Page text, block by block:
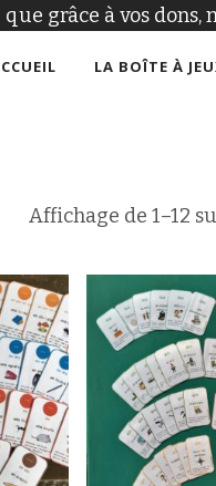
que grâce à vos
LA BOÎTE À
Affichage de 1–12